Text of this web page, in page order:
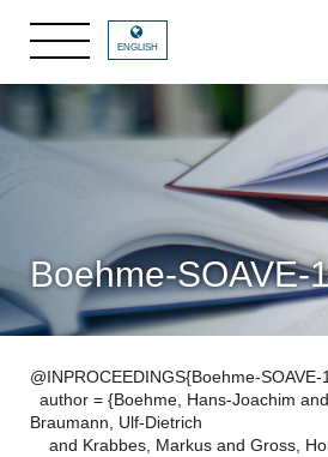
ENGLISH
Boehme-SOAVE-
@INPROCEEDINGS{Boehme-SOAVE-
author = {Boehme, Hans-Joachim
Braumann, Ulf-Dietrich
and Krabbes, Markus and Gross,